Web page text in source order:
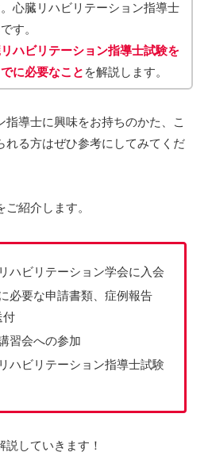
心臓リハビリテーション指導士
です。
ハビリテーション指導士試験を
に必要なこと を解説します。
導士に興味をお持ちのかた、こ
れる方はぜひ参考にしてみてくだ
紹介します。
ハビリテーション学会に入会
必要な申請書類、症例報告
付
習会への参加
ハビリテーション指導士試験
説していきます！